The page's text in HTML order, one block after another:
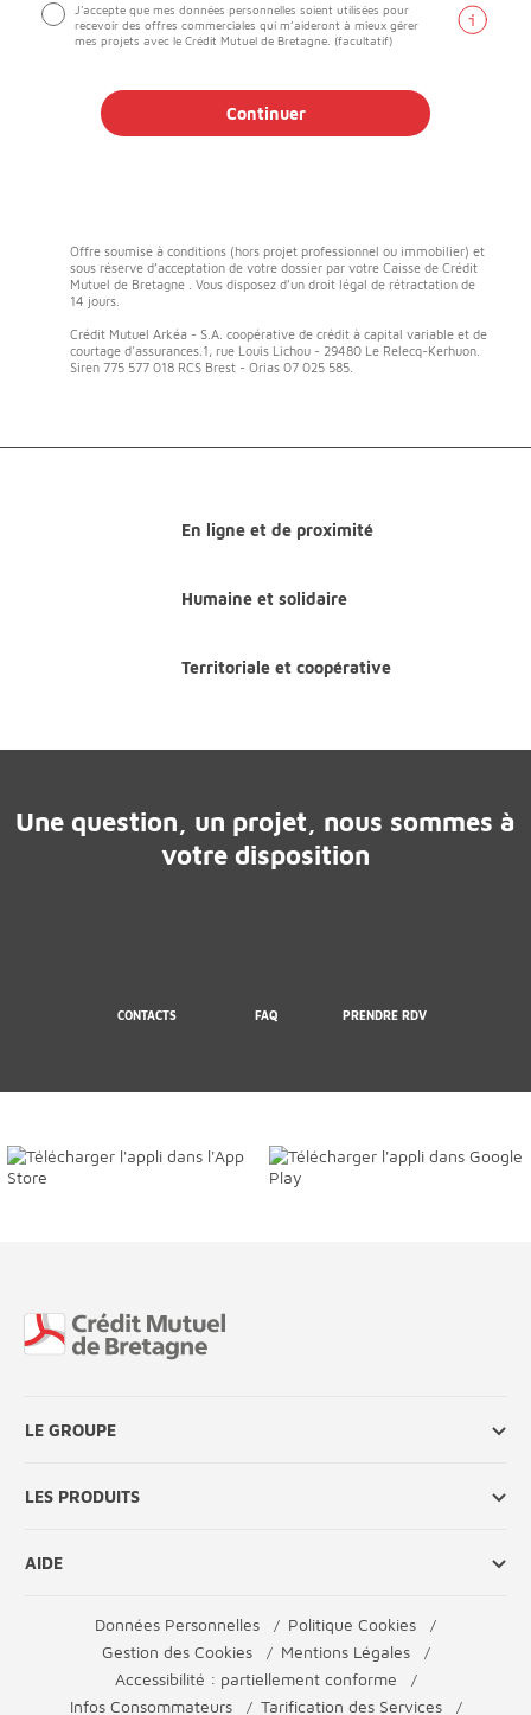
J'accepte que mes données personnelles soient utilisées pour
recevoir des offres commerciales qui m’aideront à mieux gérer
mes projets avec le Crédit Mutuel de Bretagne. (facultatif)
Continuer
Offre soumise à conditions (hors projet professionnel ou immobilier) et
sous réserve d’acceptation de votre dossier par votre Caisse de Crédit
Mutuel de Bretagne . Vous disposez d’un droit légal de rétractation de
14 jours.
Crédit Mutuel Arkéa - S.A. coopérative de crédit à capital variable et de
courtage d'assurances.1, rue Louis Lichou - 29480 Le Relecq-Kerhuon.
Siren 775 577 018 RCS Brest - Orias 07 025 585.
En ligne et de proximité
Humaine et solidaire
Territoriale et coopérative
Une question, un projet, nous sommes à
votre disposition
CONTACTS FAQ PRENDRE RDV
LE GROUPE
LES PRODUITS
AIDE
Données Personnelles
Politique Cookies
Gestion des Cookies
Mentions Légales
Accessibilité : partiellement conforme
Infos Consommateurs
Tarification des Services
Fin de page